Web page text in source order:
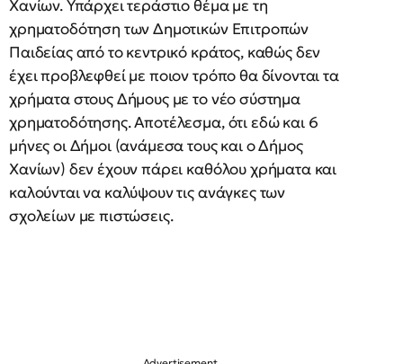
Χανίων. Υπάρχει τεράστιο θέμα με τη
χρηματοδότηση των Δημοτικών Επιτροπών
Παιδείας από το κεντρικό κράτος, καθώς δεν
έχει προβλεφθεί με ποιον τρόπο θα δίνονται τα
χρήματα στους Δήμους με το νέο σύστημα
χρηματοδότησης. Αποτέλεσμα, ότι εδώ και 6
μήνες οι Δήμοι (ανάμεσα τους και ο Δήμος
Χανίων) δεν έχουν πάρει καθόλου χρήματα και
καλούνται να καλύψουν τις ανάγκες των
σχολείων με πιστώσεις.